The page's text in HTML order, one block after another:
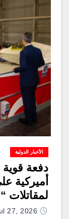
الأخبار الدولية
دفعة قوية
لمقاتلات
27, 2026